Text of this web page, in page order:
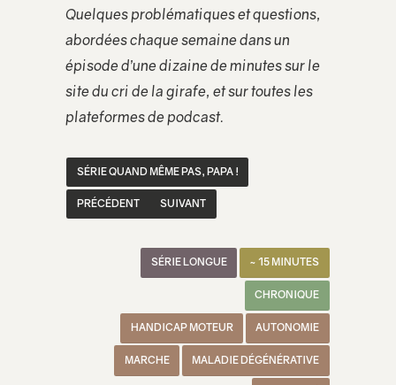
Quelques problématiques et questions,
abordées chaque semaine dans un
épisode d’une dizaine de minutes sur le
site du cri de la girafe, et sur toutes les
plateformes de podcast.
SÉRIE QUAND MÊME PAS, PAPA !
PRÉCÉDENT SUIVANT
~ 15 MINUTES
SÉRIE LONGUE
CHRONIQUE
AUTONOMIE
HANDICAP MOTEUR
MALADIE DÉGÉNÉRATIVE
MARCHE